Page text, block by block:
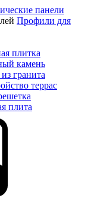
панели
Профили для
плитка
камень
гранита
террас
плита